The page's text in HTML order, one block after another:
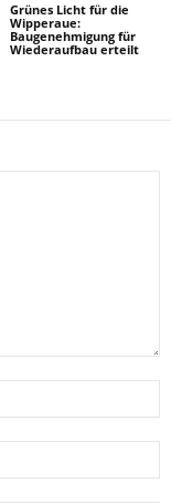
Grünes Licht für die
Wipperaue:
Baugenehmigung für
Wiederaufbau erteilt